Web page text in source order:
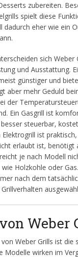
zubereiten.
spielt diese
dadurch eher wie ein
sich Weber
und Ausstattung.
günstiger und
aber mehr Geduld
der
Ein Gasgrill ist
steuerbar,
Elektrogrill ist
erlaubt ist, benötigt
je nach Modell
wie Holzkohle oder
nach dem
Weber
Weber Grills ist die
Modelle wirken im